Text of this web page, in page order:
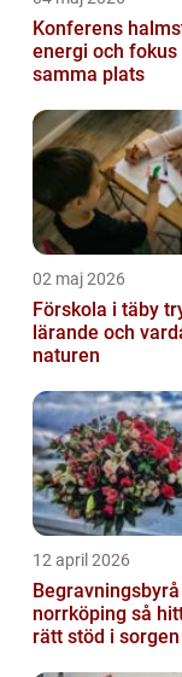
Konferens halmstad
energi och fokus
samma plats
02 maj 2026
Förskola i täby trygghet,
lärande och
naturen
12 april 2026
norrköping så hittar du
rätt stöd i sorgen